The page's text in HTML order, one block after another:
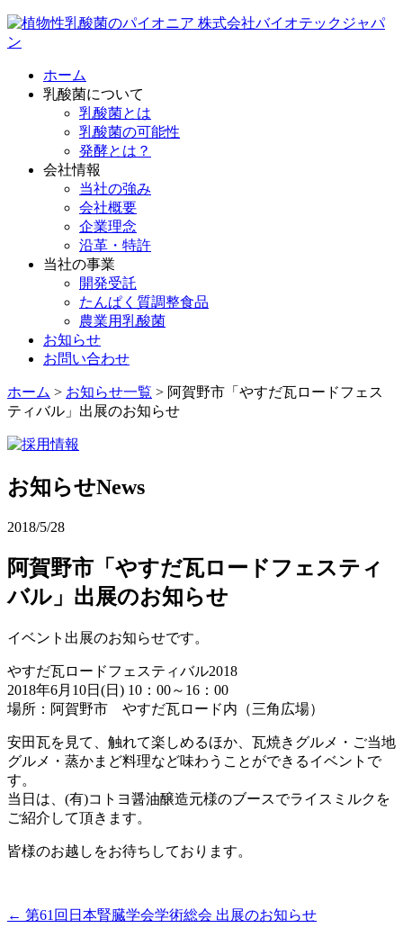
ホーム
乳酸菌について
乳酸菌とは
乳酸菌の可能性
発酵とは？
会社情報
当社の強み
会社概要
企業理念
沿革・特許
当社の事業
開発受託
たんぱく質調整食品
農業用乳酸菌
お知らせ
お問い合わせ
ホーム > お知らせ一覧 > 阿賀野市「やすだ瓦ロードフェス
ティバル」出展のお知らせ
お知らせNews
2018/5/28
阿賀野市「やすだ瓦ロードフェスティ
バル」出展のお知らせ
イベント出展のお知らせです。
やすだ瓦ロードフェスティバル2018
2018年6月10日(日) 10：00～16：00
場所：阿賀野市 やすだ瓦ロード内（三角広場）
安田瓦を見て、触れて楽しめるほか、瓦焼きグルメ・ご当地
グルメ・蒸かまど料理など味わうことができるイベントで
す。
当日は、(有)コトヨ醤油醸造元様のブースでライスミルクを
ご紹介して頂きます。
皆様のお越しをお待ちしております。
← 第61回日本腎臓学会学術総会 出展のお知らせ